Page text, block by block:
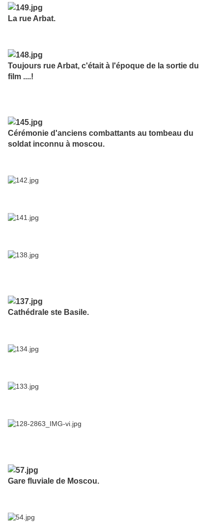
La rue Arbat.
Toujours rue Arbat, c'était à l'époque de la sortie du
film ....!
Cérémonie d'anciens combattants au tombeau du
soldat inconnu à moscou.
Cathédrale ste Basile.
Gare fluviale de Moscou.